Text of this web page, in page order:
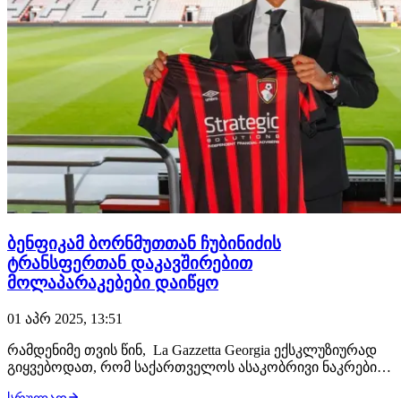
ბენფიკამ ბორნმუთთან ჩუბინიძის
ტრანსფერთან დაკავშირებით
მოლაპარაკებები დაიწყო
01 აპრ 2025, 13:51
რამდენიმე თვის წინ, La Gazzetta Georgia ექსკლუზიურად
გიყვებოდათ, რომ საქართველოს ასაკობრივი ნაკრების